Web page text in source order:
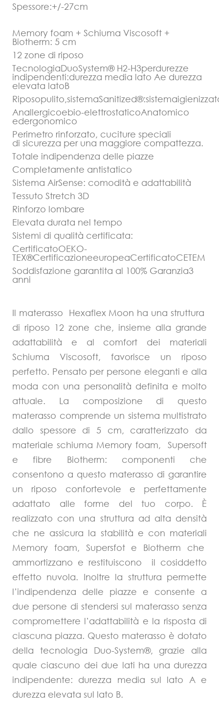
Spessore:+/-27cm
Memory foam + Schiuma Viscosoft +
Biotherm: 5 cm
12 zone di riposo
TecnologiaDuoSystem® H2-H3perdurezze
indipendenti:durezza media lato Ae durezza
elevata latoB
Riposopulito,sistemaSanitized®:sistema
Anallergicoebio-elettrostaticoAnatomico
edergonomico
Perimetro rinforzato, cuciture speciali
di sicurezza per una maggiorecompattezza.
Totale indipendenza delle piazze
Completamente antistatico
Sistema AirSense: comodità e adattabilità
Tessuto Stretch 3D
Rinforzo lombare
Elevata durata nel tempo
Sistemi di qualità certificata:
CertificatoOEKO-
TEX®CertificazioneeuropeaCertificatoCETEM
Soddisfazione garantita al 100% Garanzia3
anni
Il materasso Hexaflex Moon ha una struttura
di riposo 12 zone che, insieme alla grande
adattabilità e al comfort dei materiali
Schiuma Viscosoft, favorisce un riposo
perfetto. Pensato per persone eleganti e alla
moda con una personalità definita e molto
attuale. La composizione di questo
materasso comprende un sistema multistrato
dallo spessore di 5 cm, caratterizzato da
materiale schiuma Memory foam, Supersoft
e fibre Biotherm: componenti che
consentono a questo materasso di garantire
un riposo confortevole e perfettamente
adattato alle forme del tuo corpo. È
realizzato con una struttura ad alta densità
che ne assicura la stabilità e con materiali
Memory foam, Supersfot e Biotherm che
ammortizzano e restituiscono il cosiddetto
effetto nuvola. Inoltre la struttura permette
l’indipendenza delle piazze e consente a
due persone di stendersi sul materasso senza
compromettere l’adattabilità e la risposta di
ciascuna piazza. Questo materasso è dotato
della tecnologia Duo-System®, grazie alla
quale ciascuno dei due lati ha una durezza
indipendente: durezza media sul lato A e
durezza elevata sul lato B.